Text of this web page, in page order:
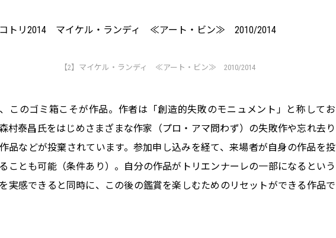
【2】マイケル・ランディ ≪アート・ビン≫ 2010/2014
このゴミ箱こそが作品。作者は「創造的失敗のモニュメント」と称してお
村泰昌氏をはじめさまざまな作家（プロ・アマ問わず）の失敗作や忘れ去り
品などが投棄されています。参加申し込みを経て、来場者が自身の作品を投
ことも可能（条件あり）。自分の作品がトリエンナーレの一部になるという
実感できると同時に、この後の鑑賞を楽しむためのリセットができる作品で